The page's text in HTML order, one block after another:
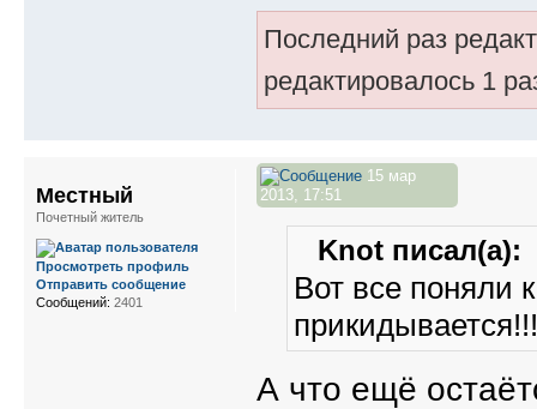
Последний раз
редактировалось 1
15 мар
2013, 17:51
Knot писал(а):
Вот все поняли
прикидывается!!!
А что ещё
Местный
Почетный житель
Просмотреть профиль
Отправить сообщение
Сообщений: 2401